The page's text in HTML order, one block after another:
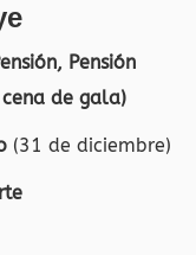
Pensión
de gala)
(31 de diciembre)